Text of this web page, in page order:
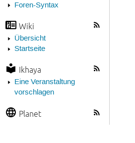
Foren-Syntax
Wiki
Übersicht
Startseite
Ikhaya
Eine Veranstaltung
vorschlagen
Planet